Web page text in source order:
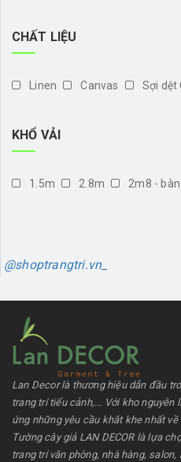
CHẤT LIỆU
Linen Canvas Sợi dệt
KHỔ VẢI
1.5m 2.8m 2m8 -
@shoptrangtri.vn_
Lan Decor là thương hiệu dẫn đầu
trang trí tiểu cảnh,... Với kho nguyên
ứng những yêu cầu khắt khe nhất
Tường cây giả LAN DECOR là lựa
trang trí văn phòng, nhà hàng,